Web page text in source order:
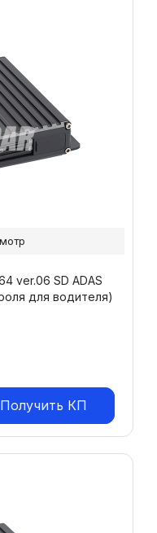
ver.06 SD ADAS
для водителя)
Получить КП